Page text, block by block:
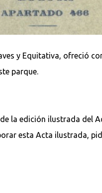
y Equitativa, ofreció
parque.
la edición ilustrada del
esta Acta ilustrada,